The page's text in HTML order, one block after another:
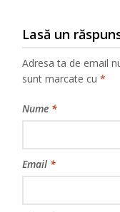
Lasă un
Adresa ta de email
sunt marcate cu*
Nume *
Email *